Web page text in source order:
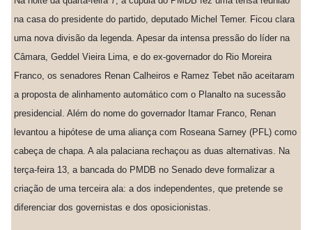
na casa do presidente do partido, deputado Michel Temer. Ficou clara
uma nova divisão da legenda. Apesar da intensa pressão do líder na
Câmara, Geddel Vieira Lima, e do ex-governador do Rio Moreira
Franco, os senadores Renan Calheiros e Ramez Tebet não aceitaram
a proposta de alinhamento automático com o Planalto na sucessão
presidencial. Além do nome do governador Itamar Franco, Renan
levantou a hipótese de uma aliança com Roseana Sarney (PFL) como
cabeça de chapa. A ala palaciana rechaçou as duas alternativas. Na
terça-feira 13, a bancada do PMDB no Senado deve formalizar a
criação de uma terceira ala: a dos independentes, que pretende se
diferenciar dos governistas e dos oposicionistas.